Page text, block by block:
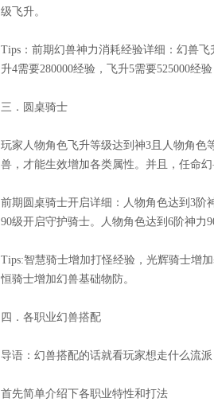
级飞升。
Tips：前期幻兽神力消耗经验详细：幻兽飞
升4需要280000经验，飞升5需要525000经
三．圆桌骑士
玩家人物角色飞升等级达到神3且人物角色
兽，才能生效增加各类属性。并且，任命
前期圆桌骑士开启详细：人物角色达到 3阶
90级开启守护骑士。人物角色达到6阶神力
Tips:智慧骑士增加打怪经验，光辉骑士增
恒骑士增加幻兽基础物防。
四．各职业幻兽搭配
导语：幻兽搭配的话就看玩家想走什么流
首先简单介绍下各职业特性和打法